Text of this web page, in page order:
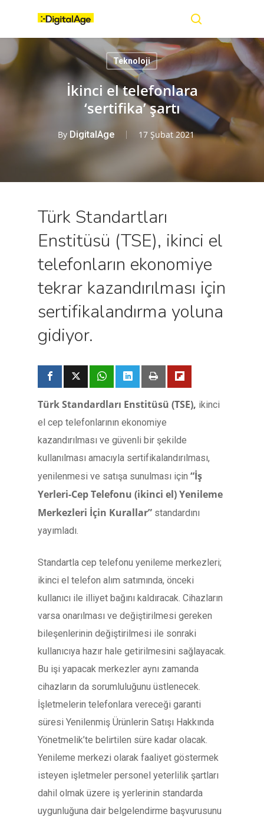
content
Teknoloji
İkinci el telefonlara
‘sertifika’ şartı
By DigitalAge 17 Şubat 2021
Türk Standartları
Enstitüsü (TSE), ikinci el
telefonların ekonomiye
tekrar kazandırılması için
sertifikalandırma yoluna
gidiyor.
Türk Standardları Enstitüsü (TSE), ikinci
el cep telefonlarının ekonomiye
kazandırılması ve güvenli bir şekilde
kullanılması amacıyla sertifikalandırılması,
yenilenmesi ve satışa sunulması için “İş
Yerleri-Cep Telefonu (ikinci el) Yenileme
Merkezleri İçin Kurallar” standardını
yayımladı.
Standartla cep telefonu yenileme merkezleri;
ikinci el telefon alım satımında, önceki
kullanıcı ile illiyet bağını kaldıracak. Cihazların
varsa onarılması ve değiştirilmesi gereken
bileşenlerinin değiştirilmesi ile sonraki
kullanıcıya hazır hale getirilmesini sağlayacak.
Bu işi yapacak merkezler aynı zamanda
cihazların da sorumluluğunu üstlenecek.
İşletmelerin telefonlara vereceği garanti
süresi Yenilenmiş Ürünlerin Satışı Hakkında
Yönetmelik’te belirtilen süre kadar olacak.
Yenileme merkezi olarak faaliyet göstermek
isteyen işletmeler personel yeterlilik şartları
dahil olmak üzere iş yerlerinin standarda
uygunluğuna dair belgelendirme başvurusunu